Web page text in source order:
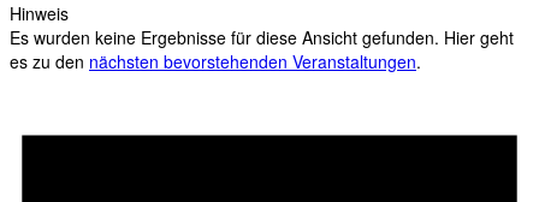
Hinweis
Es wurden keine Ergebnisse für diese Ansicht gefunden. Hier geht
es zu den nächsten bevorstehenden Veranstaltungen.